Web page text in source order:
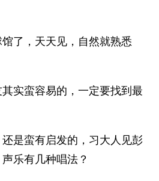
了，天天见，自然就熟悉
实蛮容易的，一定要找到最
是蛮有启发的，习大人见彭
乐有几种唱法？